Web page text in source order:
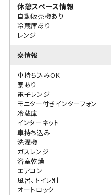
休憩スペース情報
自動販売機あり
冷蔵庫あり
レンジ
寮情報
車持ち込みOK
寮あり
電子レンジ
モニター付きインターフォン
冷蔵庫
インターネット
車持ち込み
洗濯機
ガスレンジ
浴室乾燥
エアコン
風呂、トイレ別
オートロック